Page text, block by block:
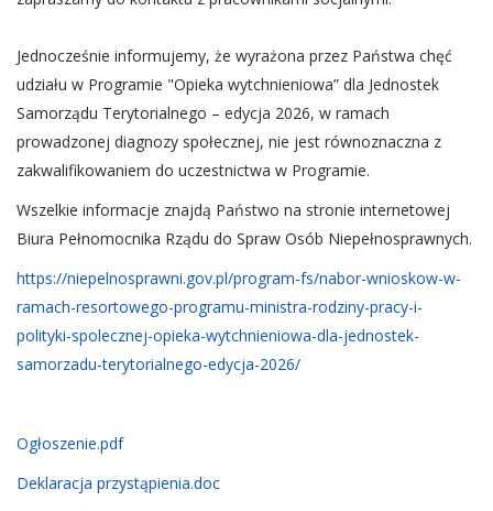
Jednocześnie informujemy, że wyrażona przez Państwa chęć
udziału w Programie "Opieka wytchnieniowa” dla Jednostek
Samorządu Terytorialnego – edycja 2026, w ramach
prowadzonej diagnozy społecznej, nie jest równoznaczna z
zakwalifikowaniem do uczestnictwa w Programie.
Wszelkie informacje znajdą Państwo na stronie internetowej
Biura Pełnomocnika Rządu do Spraw Osób Niepełnosprawnych.
https://niepelnosprawni.gov.pl/program-fs/nabor-wnioskow-w-
ramach-resortowego-programu-ministra-rodziny-pracy-i-
polityki-spolecznej-opieka-wytchnieniowa-dla-jednostek-
samorzadu-terytorialnego-edycja-2026/
Ogłoszenie.pdf
Deklaracja przystąpienia.doc